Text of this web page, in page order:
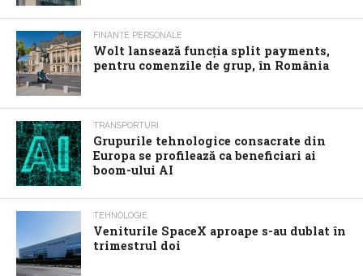
FINANȚE PERSONALE
Wolt lansează funcția split payments,
pentru comenzile de grup, în România
TRANSPORTURI
Grupurile tehnologice consacrate din
Europa se profilează ca beneficiari ai
boom-ului AI
TEHNOLOGIE
Veniturile SpaceX aproape s-au dublat în
trimestrul doi